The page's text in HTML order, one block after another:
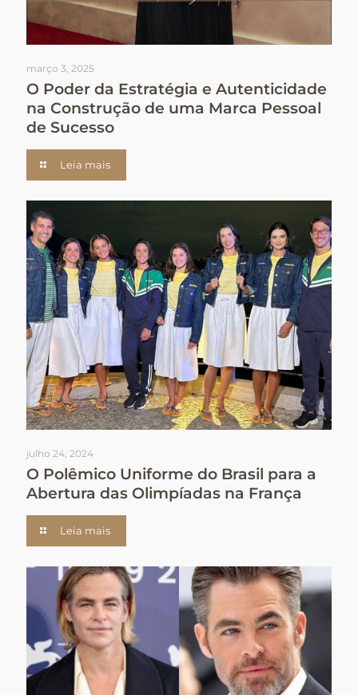
março 3, 2025
O Poder da Estratégia e Autenticidade
na Construção de uma Marca Pessoal
de Sucesso
Leia mais
julho 24, 2024
O Polêmico Uniforme do Brasil para a
Abertura das Olimpíadas na França
Leia mais